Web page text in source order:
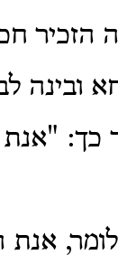
הזכיר
ובינה
כך: "אנת
לומר,